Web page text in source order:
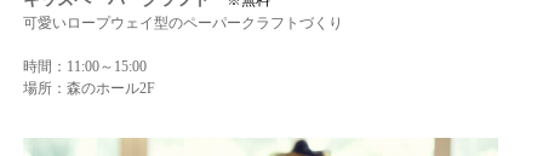
可愛いロープウェイ型のペーパークラフトづくり
時間：11:00～15:00
場所：森のホール2F